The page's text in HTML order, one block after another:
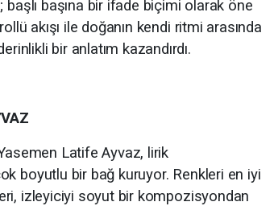
başına bir ifade biçimi olarak öne
akışı ile doğanın kendi ritmi arasında
bir anlatım kazandırdı.
Latife Ayvaz, lirik
boyutlu bir bağ kuruyor. Renkleri en iyi
izleyiciyi soyut bir kompozisyondan